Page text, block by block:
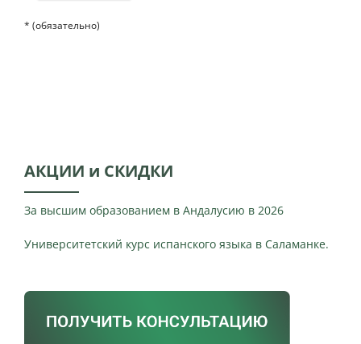
* (обязательно)
АКЦИИ и СКИДКИ
За высшим образованием в Андалусию в 2026
Университетский курс испанского языка в Саламанке.